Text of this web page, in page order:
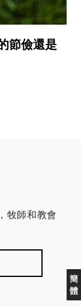
節儉還是
簡
體
牧師和教會